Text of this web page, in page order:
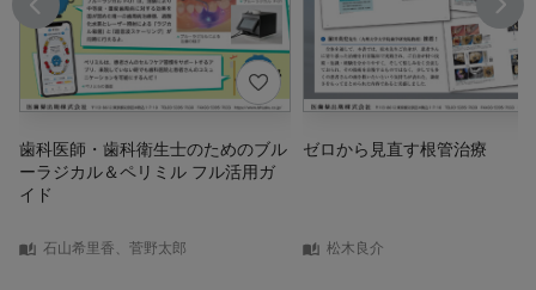
歯科医師・歯科衛生士のためのブル
ーラジカル＆ペリミル フル活用ガ
イド
石山希里香、菅野太郎
ゼロから見直す根管治療
松木良介